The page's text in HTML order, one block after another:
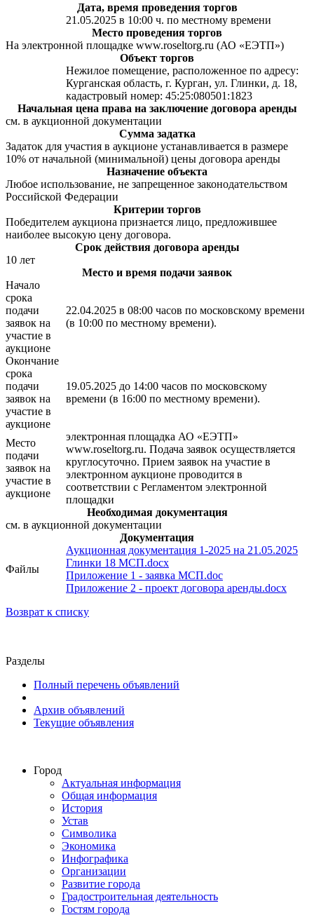
Дата, время проведения торгов
21.05.2025 в 10:00 ч. по местному времени
Место проведения торгов
На электронной площадке www.roseltorg.ru (АО «ЕЭТП»)
Объект торгов
Нежилое помещение, расположенное по адресу:
Курганская область, г. Курган, ул. Глинки, д. 18,
кадастровый номер: 45:25:080501:1823
Начальная цена права на заключение договора аренды
см. в аукционной документации
Сумма задатка
Задаток для участия в аукционе устанавливается в размере
10% от начальной (минимальной) цены договора аренды
Назначение объекта
Любое использование, не запрещенное законодательством
Российской Федерации
Критерии торгов
Победителем аукциона признается лицо, предложившее
наиболее высокую цену договора.
Срок действия договора аренды
10 лет
Место и время подачи заявок
Начало
срока
подачи
заявок на
участие в
аукционе
22.04.2025 в 08:00 часов по московскому времени
(в 10:00 по местному времени).
Окончание
срока
подачи
заявок на
участие в
аукционе
19.05.2025 до 14:00 часов по московскому
времени (в 16:00 по местному времени).
Место
подачи
заявок на
участие в
аукционе
электронная площадка АО «ЕЭТП»
www.roseltorg.ru. Подача заявок осуществляется
круглосуточно. Прием заявок на участие в
электронном аукционе проводится в
соответствии с Регламентом электронной
площадки
Необходимая документация
см. в аукционной документации
Документация
Файлы
Аукционная документация 1-2025 на 21.05.2025
Глинки 18 МСП.docx
Приложение 1 - заявка МСП.doc
Приложение 2 - проект договора аренды.docx
Возврат к списку
Разделы
Полный перечень объявлений
Архив объявлений
Текущие объявления
Город
Актуальная информация
Общая информация
История
Устав
Символика
Экономика
Инфографика
Организации
Развитие города
Градостроительная деятельность
Гостям города